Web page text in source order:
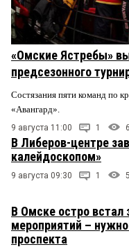
«Омские Ястребы»
предсезонного
Состязания пяти команд по
«Авангард».
9 августа 11:00 1
В Либеров-центре
калейдоскопом»
9 августа 09:30 1
В Омске остро
мероприятий –
проспекта